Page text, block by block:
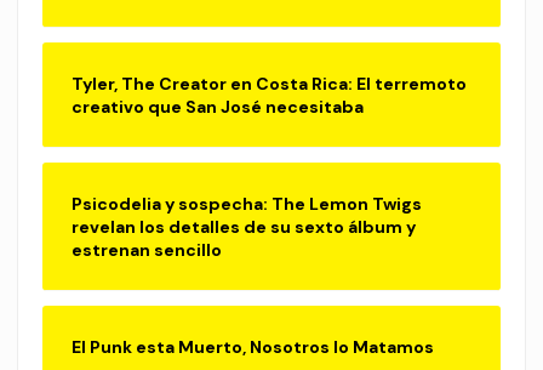
Tyler, The Creator en Costa Rica: El terremoto
creativo que San José necesitaba
Psicodelia y sospecha: The Lemon Twigs
revelan los detalles de su sexto álbum y
estrenan sencillo
El Punk esta Muerto, Nosotros lo Matamos